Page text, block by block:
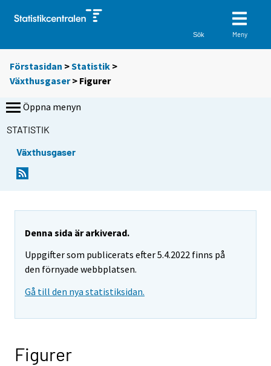
Sök Meny
Förstasidan >Statistik >
Växthusgaser> Figurer
Öppna menyn
STATISTIK
Växthusgaser
Denna sida är arkiverad.
Uppgifter som publicerats efter 5.4.2022 finns på
den förnyade webbplatsen.
Gå till den nya statistiksidan.
Figurer